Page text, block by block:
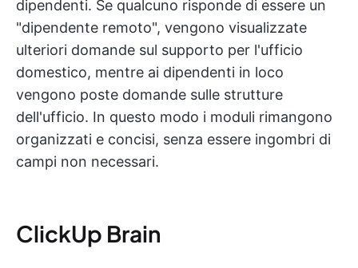
dipendenti. Se qualcuno risponde di essere un
"dipendente remoto", vengono visualizzate
ulteriori domande sul supporto per l'ufficio
domestico, mentre ai dipendenti in loco
vengono poste domande sulle strutture
dell'ufficio. In questo modo i moduli rimangono
organizzati e concisi, senza essere ingombri di
campi non necessari.
ClickUp Brain